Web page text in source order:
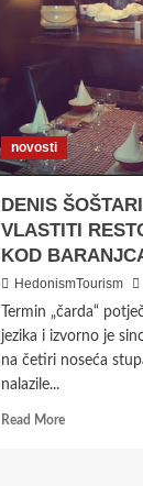
za
5
Bol
vina
koje
na
novosti
DENIS
VLASTITI
KOD
HedonismTourism
Termin „čarda“
jezika i izvorno je
na četiri noseća
nalazile...
Read MoreRead